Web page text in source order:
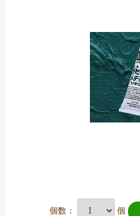
個数： 個